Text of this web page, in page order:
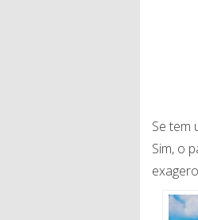
Se tem
Sim, o